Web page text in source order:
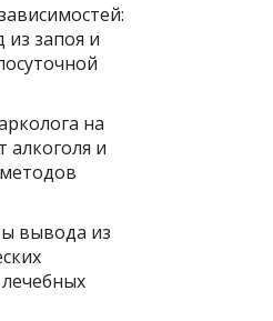
из запоя и
на
алкоголя и
вывода из